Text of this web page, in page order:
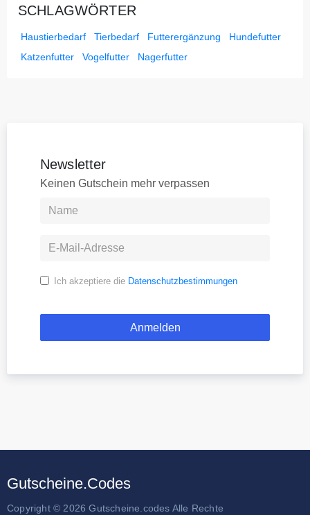
SCHLAGWÖRTER
Haustierbedarf Tierbedarf Futterergänzung
Hundefutter
Katzenfutter
Vogelfutter Nagerfutter
Newsletter
Keinen Gutschein mehr verpassen
Ich akzeptiere die Datenschutzbestimmungen
Gutscheine.Codes
Copyright © 2026 Gutscheine.codes Alle Rechte